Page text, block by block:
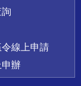
線上申請
辦